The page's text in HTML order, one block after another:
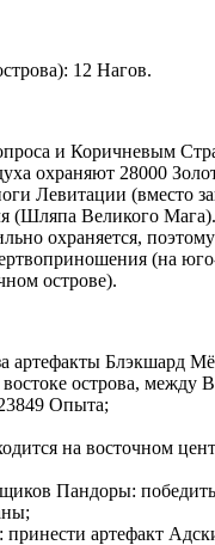
12 Нагов.
и Коричневым
охраняют 28000
Левитации (вместо
Великого
охраняется,
(на
острове).
артефакты Блэкшард
острова, между
Опыта;
на восточном
Пандоры:
принести артефакт